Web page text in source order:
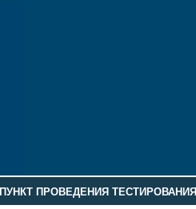
ПУНКТ ПРОВЕДЕНИЯ ТЕСТИРОВАНИЯ